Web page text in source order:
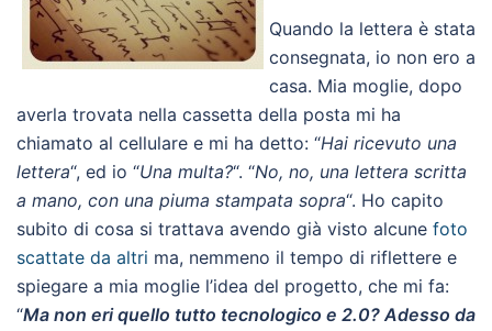
Quando la lettera è stata
consegnata, io non ero a
casa. Mia moglie, dopo
averla trovata nella cassetta della posta mi ha
chiamato al cellulare e mi ha detto: “Hai ricevuto una
lettera“, ed io “Una multa?“. “No, no, una lettera scritta
a mano, con una piuma stampata sopra“. Ho capito
subito di cosa si trattava avendo già visto alcune foto
scattate da altri ma, nemmeno il tempo di riflettere e
spiegare a mia moglie l’idea del progetto, che mi fa:
“Ma non eri quello tutto tecnologico e 2.0? Adesso da